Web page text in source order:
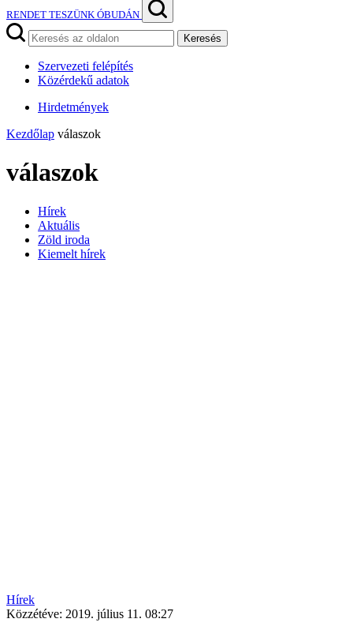
RENDET TESZÜNK ÓBUDÁN
Keresés
Szervezeti felépítés
Közérdekű adatok
Hirdetmények
Kezdőlap válaszok
válaszok
Hírek
Aktuális
Zöld iroda
Kiemelt hírek
Hírek
Közzétéve: 2019. július 11. 08:27